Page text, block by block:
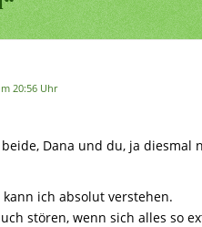
20:56 Uhr
Dana und du, ja diesmal
kann ich absolut verstehen.
stören, wenn sich alles so